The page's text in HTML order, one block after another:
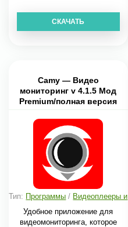
СКАЧАТЬ
Camy — Видео
мониторинг v 4.1.5 Мод
Premium/полная версия
Тип: Программы / Видеоплееры и
Удобное приложение для
видеомониторинга, которое